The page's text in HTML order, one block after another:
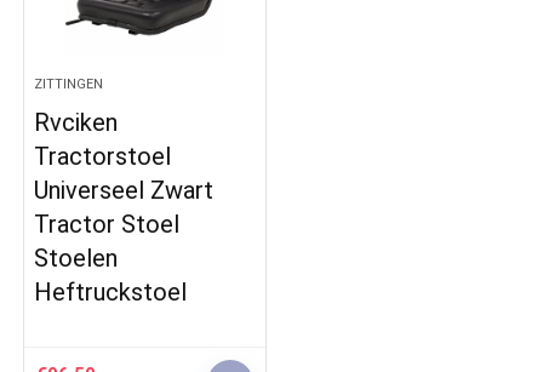
ZITTINGEN
Rvciken
Tractorstoel
Universeel Zwart
Tractor Stoel
Stoelen
Heftruckstoel